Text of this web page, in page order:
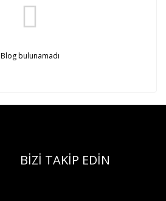
Blog bulunamadı
BİZİ TAKİP EDİN